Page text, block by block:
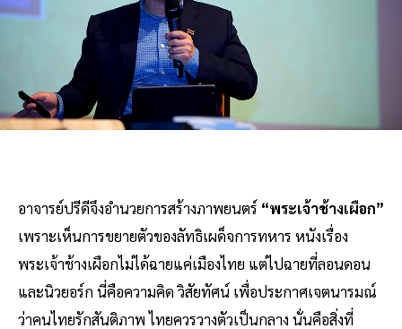
อาจารย์ปรีดีจึงอำนวยการสร้างภาพยนตร์ “พระเจ้าช้างเผือก”
เพราะเห็นการขยายตัวของลัทธิเผด็จการทหาร หนังเรื่อง
พระเจ้าช้างเผือกไม่ได้ฉายแค่เมืองไทย แต่ไปฉายที่ลอนดอน
และนิวยอร์ก นี่คือความคิด วิสัยทัศน์ เพื่อประกาศเจตนารมณ์
ว่าคนไทยรักสันติภาพ ไทยควรวางตัวเป็นกลาง นั่นคือสิ่งที่